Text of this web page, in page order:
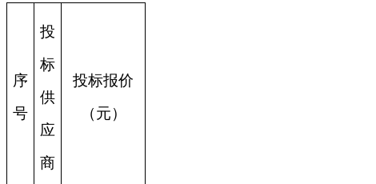
序
号
投
标
供
应
商
投标报价
（元）